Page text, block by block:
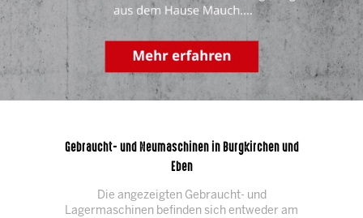
Gebraucht- und Neumaschinen in Burgkirchen und
Eben
Die angezeigten Gebraucht- und
Lagermaschinen befinden sich entweder am